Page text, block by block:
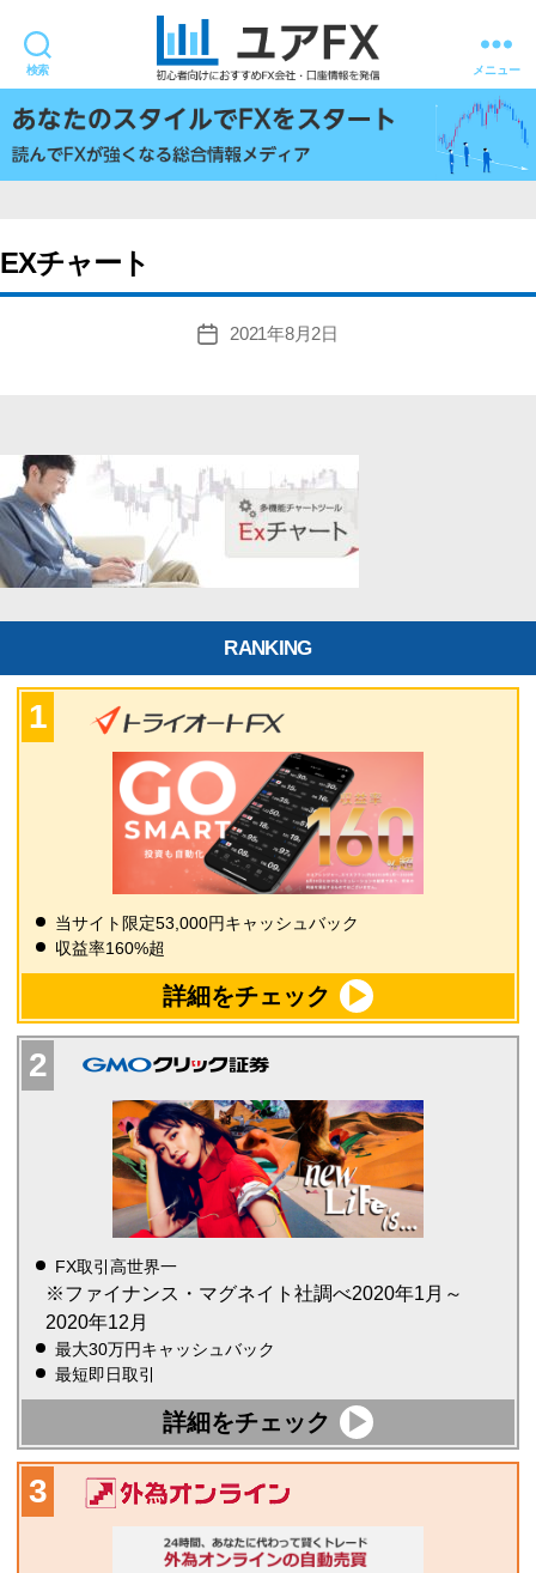
検索
ユ
ア
FX
メニュー
EXチャート
投
2021年8月2日
RANKING
当サイト限定53,000円キャッシュバック
収益率160%超
詳細をチェック
FX取引高世界一
※ファイナンス・マグネイト社調べ2020年1月～
2020年12月
最大30万円キャッシュバック
最短即日取引
詳細をチェック